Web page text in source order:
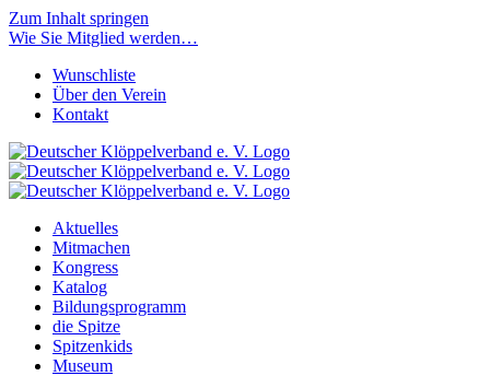
Zum Inhalt springen
Wie Sie Mitglied werden…
Wunschliste
Über den Verein
Kontakt
Aktuelles
Mitmachen
Kongress
Katalog
Bildungsprogramm
die Spitze
Spitzenkids
Museum